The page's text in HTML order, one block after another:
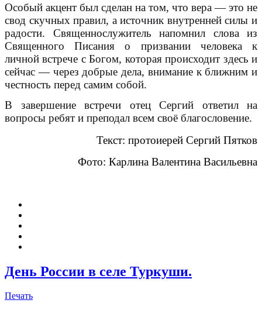
Особый акцент был сделан на том, что вера — это не
свод скучных правил, а источник внутренней силы и
радости. Священнослужитель напомнил слова из
Священного Писания о призвании человека к
личной встрече с Богом, которая происходит здесь и
сейчас — через добрые дела, внимание к ближним и
честность перед самим собой.
В завершение встречи отец Сергий ответил на
вопросы ребят и преподал всем своё благословение.
Текст: протоиерей Сергий Пятков
Фото: Карлина Валентина Васильевна
День России в селе Туркуши.
Печать